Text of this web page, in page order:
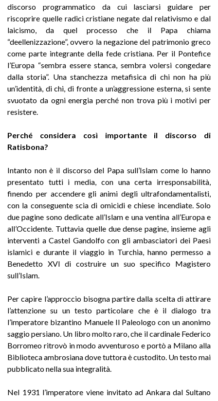
discorso programmatico da cui lasciarsi guidare per
riscoprire quelle radici cristiane negate dal relativismo e dal
laicismo, da quel processo che il Papa chiama
“deellenizzazione”, ovvero la negazione del patrimonio greco
come parte integrante della fede cristiana. Per il Pontefice
l’Europa “sembra essere stanca, sembra volersi congedare
dalla storia”. Una stanchezza metafisica di chi non ha più
un’identità, di chi, di fronte a un’aggressione esterna, si sente
svuotato da ogni energia perché non trova più i motivi per
resistere.
Perché considera così importante il discorso di
Ratisbona?
Intanto non è il discorso del Papa sull’Islam come lo hanno
presentato tutti i media, con una certa irresponsabilità,
finendo per accendere gli animi degli ultrafondamentalisti,
con la conseguente scia di omicidi e chiese incendiate. Solo
due pagine sono dedicate all’Islam e una ventina all’Europa e
all’Occidente. Tuttavia quelle due dense pagine, insieme agli
interventi a Castel Gandolfo con gli ambasciatori dei Paesi
islamici e durante il viaggio in Turchia, hanno permesso a
Benedetto XVI di costruire un suo specifico Magistero
sull’Islam.
Per capire l’approccio bisogna partire dalla scelta di attirare
l’attenzione su un testo particolare che è il dialogo tra
l’imperatore bizantino Manuele Il Paleologo con un anonimo
saggio persiano. Un libro molto raro, che il cardinale Federico
Borromeo ritrovò in modo avventuroso e portò a Milano alla
Biblioteca ambrosiana dove tuttora è custodito. Un testo mai
pubblicato nella sua integralità.
Nel 1931 l’imperatore viene invitato ad Ankara dal Sultano